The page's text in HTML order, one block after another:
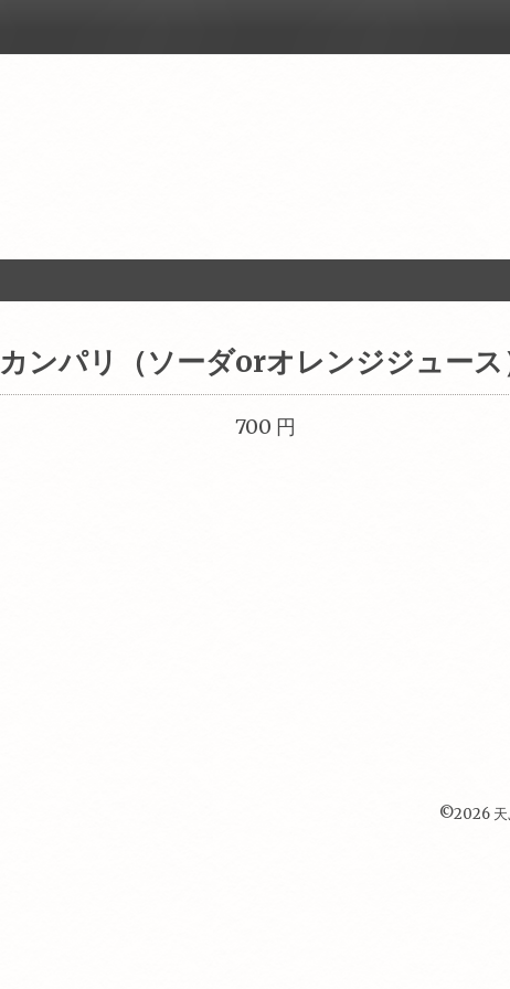
カンパリ（ソーダorオレンジジュース
700 円
©2026